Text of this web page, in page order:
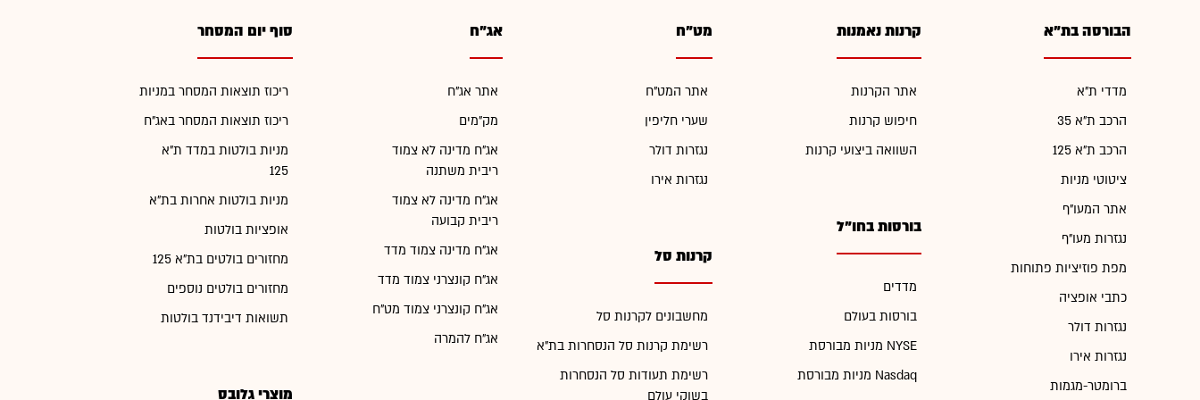
הבורסה בת"א
מדדי ת"א
הרכב ת"א 35
הרכב ת"א 125
ציטוטי מניות
אתר המעו"ף
נגזרות מעו"ף
מפת פוזיציות פתוחות
כתבי אופציה
נגזרות דולר
נגזרות אירו
ברומטר-מגמות
קרנות נאמנות
אתר הקרנות
חיפוש קרנות
השוואה ביצועי קרנות
בורסות בחו"ל
מדדים
בורסות בעולם
מניות מבורסת NYSE
מניות מבורסת Nasdaq
מט"ח
אתר המט"ח
שערי חליפין
נגזרות דולר
נגזרות אירו
קרנות סל
מחשבונים לקרנות סל
רשימת קרנות סל הנסחרות בת"א
רשימת תעודות סל הנסחרות
בשוקי עולם
אג"ח
אתר אג"ח
מק"מים
אג"ח מדינה לא צמוד
ריבית משתנה
אג"ח מדינה לא צמוד
ריבית קבועה
אג"ח מדינה צמוד מדד
אג"ח קונצרני צמוד מדד
אג"ח קונצרני צמוד מט"ח
אג"ח להמרה
סוף יום המסחר
ריכוז תוצאות המסחר במניות
ריכוז תוצאות המסחר באג"ח
מניות בולטות במדד ת"א
125
מניות בולטות אחרות בת"א
אופציות בולטות
מחזורים בולטים בת"א 125
מחזורים בולטים נוספים
תשואות דיבידנד בולטות
מוצרי גלובס